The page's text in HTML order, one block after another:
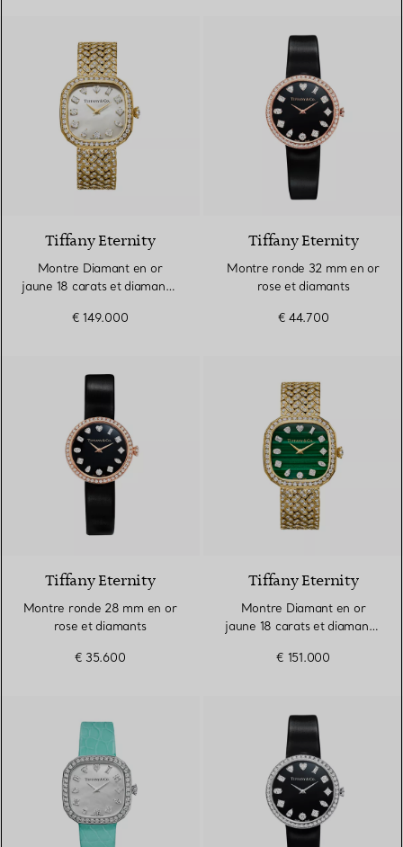
2 Couleurs
Tiffany Eternity
Montre Diamant en or
jaune 18 carats et diamants,
€ 149.000
Tiffany Eternity
Montre ronde 32 mm en or
rose et diamants
€ 44.700
Tiffany Eternity
Montre ronde 28 mm en or
rose et diamants
€ 35.600
Tiffany Eternity
Montre Diamant en or
jaune 18 carats et diamants,
€ 151.000